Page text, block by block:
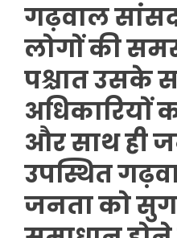
गढ़वाल
लोगों की
पश्चात उसके
अधिकारियों
और साथ ही
उपस्थित
जनता को